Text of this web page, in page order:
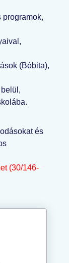
programok,
(Bóbita),
és
(30/146-